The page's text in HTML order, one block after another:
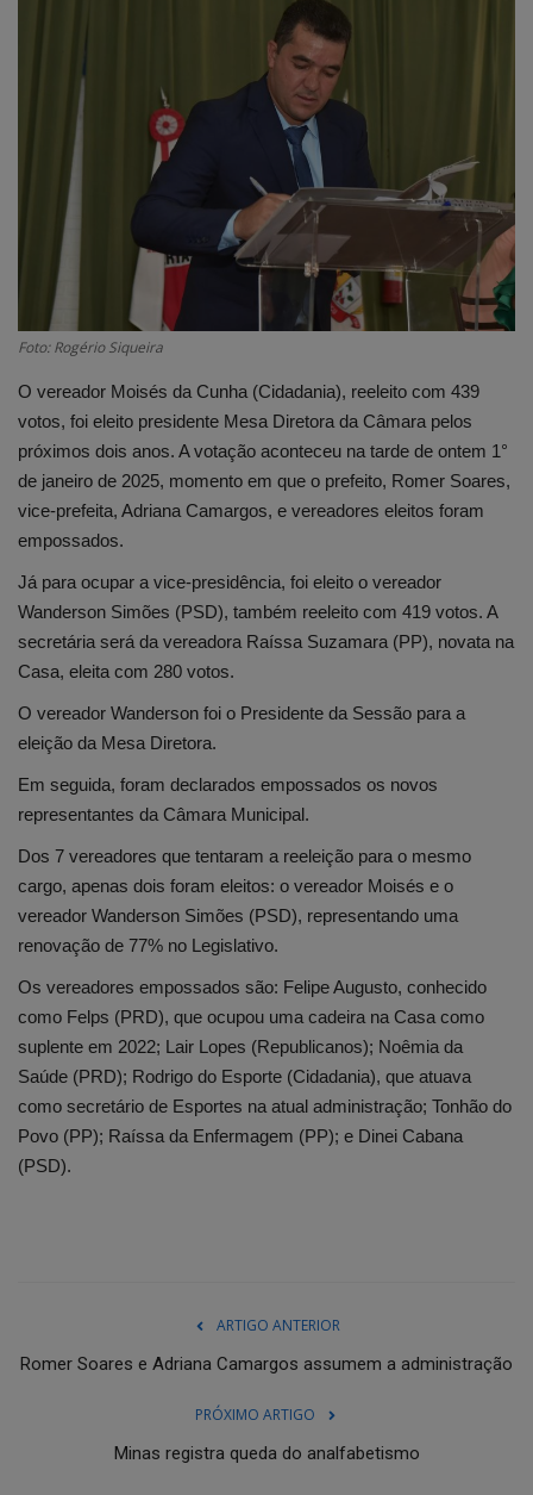
Foto: Rogério Siqueira
O vereador Moisés da Cunha (Cidadania), reeleito com 439
votos, foi eleito presidente Mesa Diretora da Câmara pelos
próximos dois anos. A votação aconteceu na tarde de ontem 1°
de janeiro de 2025, momento em que o prefeito, Romer Soares,
vice-prefeita, Adriana Camargos, e vereadores eleitos foram
empossados.
Já para ocupar a vice-presidência, foi eleito o vereador
Wanderson Simões (PSD), também reeleito com 419 votos. A
secretária será da vereadora Raíssa Suzamara (PP), novata na
Casa, eleita com 280 votos.
O vereador Wanderson foi o Presidente da Sessão para a
eleição da Mesa Diretora.
Em seguida, foram declarados empossados os novos
representantes da Câmara Municipal.
Dos 7 vereadores que tentaram a reeleição para o mesmo
cargo, apenas dois foram eleitos: o vereador Moisés e o
vereador Wanderson Simões (PSD), representando uma
renovação de 77% no Legislativo.
Os vereadores empossados são: Felipe Augusto, conhecido
como Felps (PRD), que ocupou uma cadeira na Casa como
suplente em 2022; Lair Lopes (Republicanos); Noêmia da
Saúde (PRD); Rodrigo do Esporte (Cidadania), que atuava
como secretário de Esportes na atual administração; Tonhão do
Povo (PP); Raíssa da Enfermagem (PP); e Dinei Cabana
(PSD).
ARTIGO ANTERIOR
Romer Soares e Adriana Camargos assumem a administração
PRÓXIMO ARTIGO
Minas registra queda do analfabetismo